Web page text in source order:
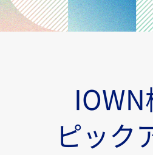
ピック